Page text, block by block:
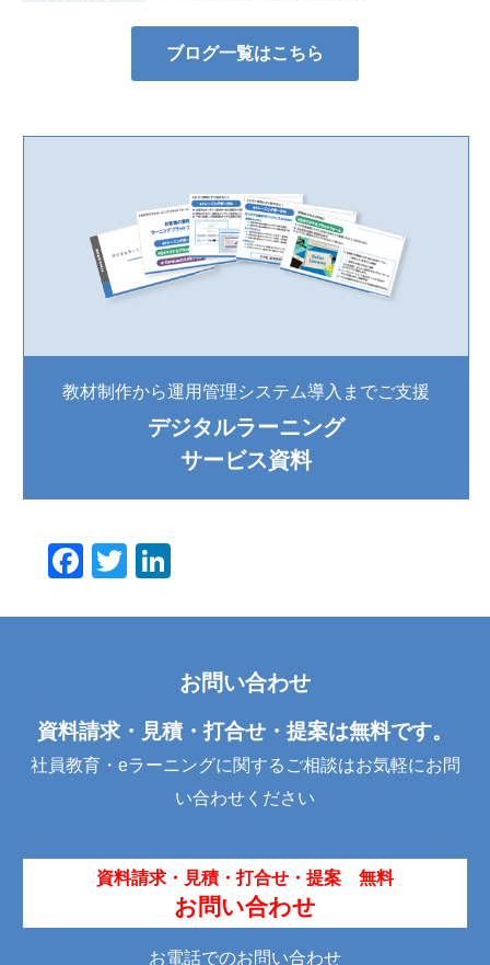
ブログ一覧はこちら
教材制作から運用管理システム導入までご支援
デジタルラーニング
サービス資料
F
o
o
T
e
dI
n
お問い合わせ
資料請求・見積・打合せ・提案は無料です。
社員教育・eラーニングに関するご相談はお気軽にお問
い合わせください
資料請求・見積・打合せ・提案 無料
お問い合わせ
お電話でのお問い合わせ